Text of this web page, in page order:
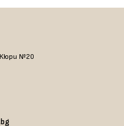
Кюри №20